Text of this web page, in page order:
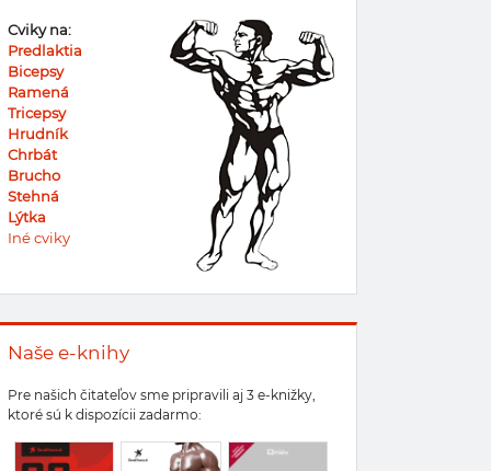
Cviky na:
Predlaktia
Bicepsy
Ramená
Tricepsy
Hrudník
Chrbát
Brucho
Stehná
Lýtka
Iné cviky
Naše e-knihy
Pre našich čitateľov sme pripravili aj 3 e-knižky,
ktoré sú k dispozícii zadarmo: